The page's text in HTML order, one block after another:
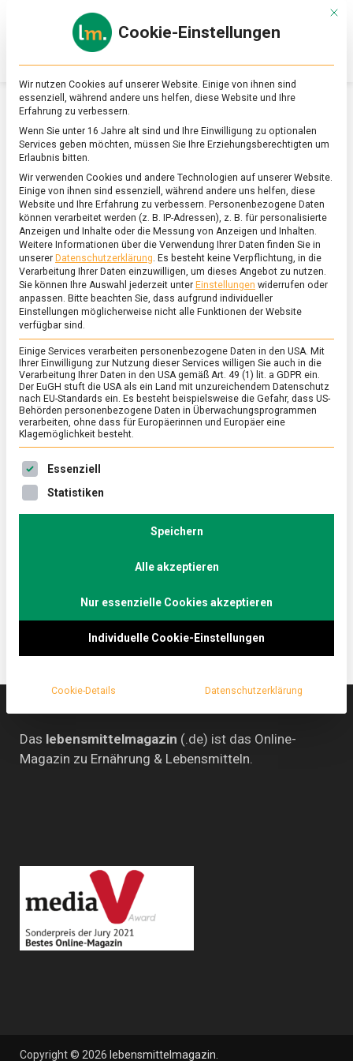
Online-
Magazin
zu
&
Ernährung
SCHLAGWORT:MATJESREBELL
ERNÄHRUNG & GESUNDHEIT /FEATURED
Zum Fest der fetten Jungfrauen:
Glückstädter Matjes
17. Juni 2022
fetten
Anfang Juni hat eine besondere maritime Spezialität
Saison, Matjes. Ob zu Bratkartoffeln oder im
Brötchen versprechen die saftigen Fischfilets einen
Lebensmittelmagazin.de war in Glückstadt, dem
Das lebensmittelmagazin (.de) ist das Online-
Magazin zu Ernährung & Lebensmitteln.
Copyright © 2026 lebensmittelmagazin
Mit
Cookie-Einstellungen
Wir nutzen Cookies auf unserer Website. Einige von ihnen sind
essenziell, während andere uns helfen, diese Website und Ihre
Erfahrung zu verbessern.
Wenn Sie unter 16 Jahre alt sind und Ihre Einwilligung zu optionalen
Services geben möchten, müssen Sie Ihre Erziehungsberechtigten um
Erlaubnis bitten.
Wir verwenden Cookies und andere Technologien auf unserer Website.
Einige von ihnen sind essenziell, während andere uns helfen, diese
Website und Ihre Erfahrung zu verbessern. Personenbezogene Daten
können verarbeitet werden (z. B. IP-Adressen), z. B. für personalisierte
Anzeigen und Inhalte oder die Messung von Anzeigen und Inhalten.
Weitere Informationen über die Verwendung Ihrer Daten finden Sie in
unserer Datenschutzerklärung. Es besteht keine Verpflichtung, in die
Verarbeitung Ihrer Daten einzuwilligen, um dieses Angebot zu nutzen.
Sie können Ihre Auswahl jederzeit unter Einstellungen widerrufen oder
anpassen. Bitte beachten Sie, dass aufgrund individueller
Einstellungen möglicherweise nicht alle Funktionen der Website
verfügbar sind.
Einige Services verarbeiten personenbezogene Daten in den USA. Mit
Ihrer Einwilligung zur Nutzung dieser Services willigen Sie auch in die
Verarbeitung Ihrer Daten in den USA gemäß Art. 49 (1) lit. a GDPR ein.
Der EuGH stuft die USA als ein Land mit unzureichendem Datenschutz
nach EU-Standards ein. Es besteht beispielsweise die Gefahr, dass US-
Behörden personenbezogene Daten in Überwachungsprogrammen
verarbeiten, ohne dass für Europäerinnen und Europäer eine
Klagemöglichkeit besteht.
Es folgt eine Liste der Service-Gruppen, für die eine
Essenziell
Statistiken
Speichern
Alle akzeptieren
Nur essenzielle Cookies akzeptieren
Individuelle Cookie-Einstellungen
Cookie-Details Datenschutzerklärung